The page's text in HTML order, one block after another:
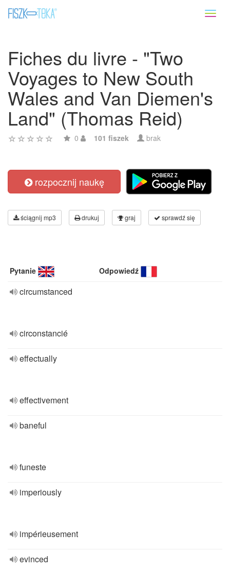
Fiches du livre - "Two
Voyages to New South
Wales and Van Diemen's
Land" (Thomas Reid)
0 101 fiszek brak
rozpocznij naukę
ściągnij mp3 drukuj graj sprawdź się
Pytanie Odpowiedź
circumstanced
circonstancié
effectually
effectivement
baneful
funeste
imperiously
impérieusement
evinced